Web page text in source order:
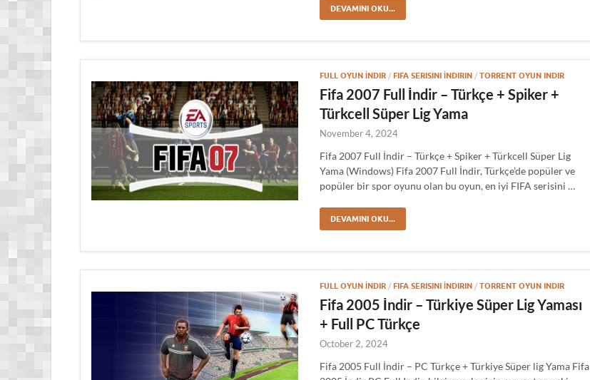
DEVAMINI OKU...
FULL OYUN İNDIR / FIFA SERISINI İNDIRIN / TORRENT OYUN INDIR
Fifa 2007 Full İndir – Türkçe + Spiker +
Türkcell Süper Lig Yama
November 4, 2024
Fifa 2007 Full İndir – Türkçe + Spiker + Türkcell Süper Lig
Yama (Windows) Fifa 2007 Full İndir, Türkçe’de popüler ve
popüler bir spor oyunu olan bu oyun, en iyi FIFA serisini …
DEVAMINI OKU...
FULL OYUN İNDIR / FIFA SERISINI İNDIRIN / TORRENT OYUN INDIR
Fifa 2005 İndir – Türkiye Süper Lig Yaması
+ Full PC Türkçe
October 2, 2024
Fifa 2005 Full İndir – PC Türkçe + Türkiye Süper lig Yama Fifa